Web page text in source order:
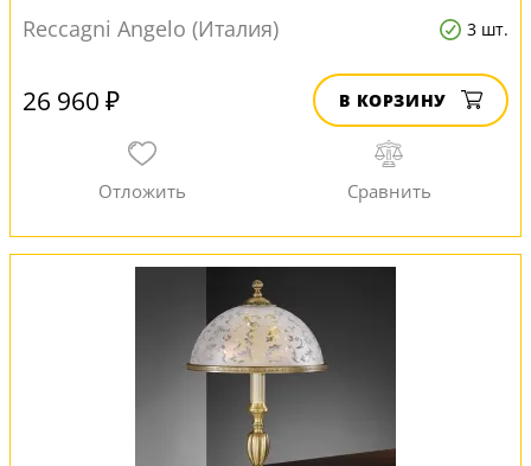
Reccagni Angelo (Италия)
3 шт.
26 960 ₽ В КОРЗИНУ